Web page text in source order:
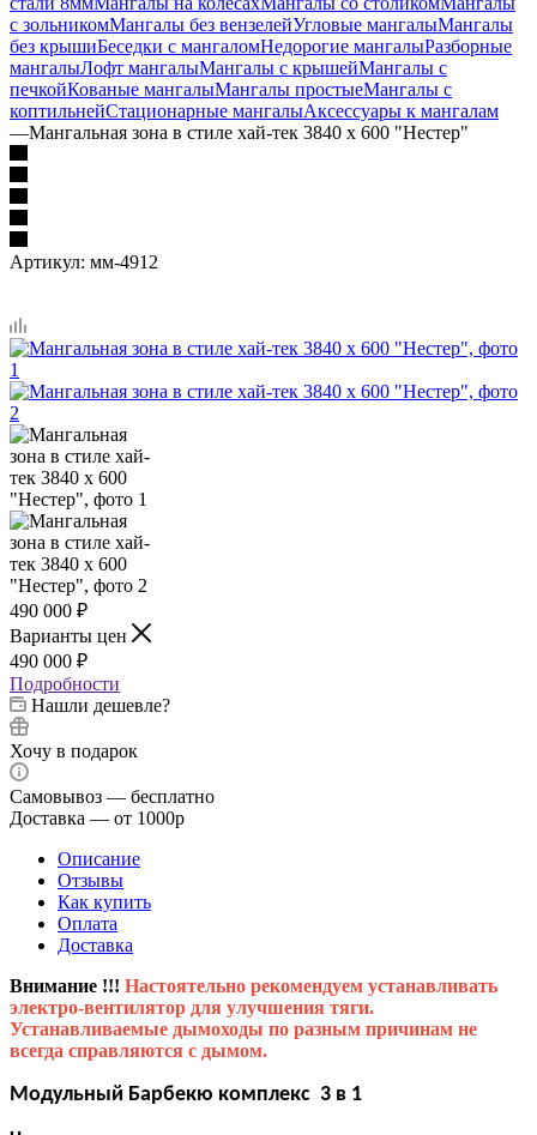
с зольникомМангалы без вензелейУгловые мангалыМангалы
без крышиБеседки с мангаломНедорогие мангалыРазборные
мангалыЛофт мангалыМангалы с крышейМангалы с
печкойКованые мангалыМангалы простыеМангалы с
коптильнейСтационарные мангалыАксессуары к мангалам
—Мангальная зона в стиле хай-тек 3840 х 600 "Нестер"
Артикул: мм-4912
490 000 ₽
Варианты цен
490 000 ₽
Подробности
Нашли дешевле?
Хочу в подарок
Самовывоз — бесплатно
Доставка — от 1000р
Описание
Отзывы
Как купить
Оплата
Доставка
Внимание !!! Настоятельно рекомендуем устанавливать
электро-вентилятор для улучшения тяги.
Устанавливаемые дымоходы по разным причинам не
всегда справляются с дымом.
Модульный Барбекю комплекс 3 в 1